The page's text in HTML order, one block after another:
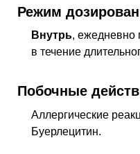
Режим
Внутрь, ежедневно
в течение
Побочные
Аллергические
Буерлецитин.